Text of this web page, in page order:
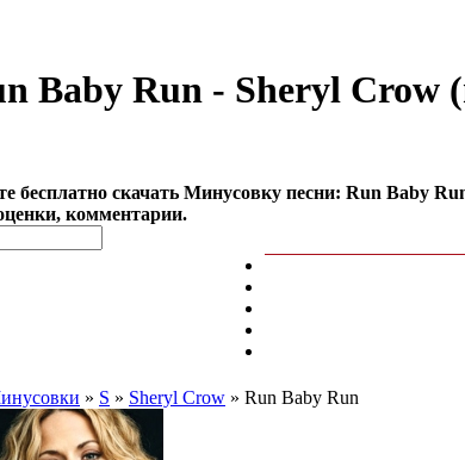
Baby Run - Sheryl Crow
бесплатно cкачать Минусовку песни: Run Baby
комментарии.
» S » Sheryl Crow » Run Baby Run